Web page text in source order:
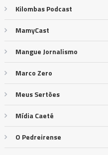
Kilombas Podcast
MamyCast
Mangue Jornalismo
Marco Zero
Meus Sertões
Mídia Caeté
O Pedreirense